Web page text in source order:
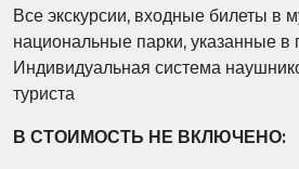
Все экскурсии, входные билеты в
национальные парки, указанные в
Индивидуальная система
туриста
В СТОИМОСТЬ НЕ ВКЛЮЧЕНО: